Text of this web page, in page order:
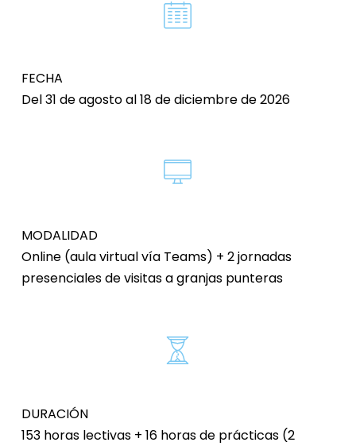
FECHA
Del 31 de agosto al 18 de diciembre de 2026
MODALIDAD
Online (aula virtual vía Teams) + 2 jornadas
presenciales de visitas a granjas punteras
DURACIÓN
153 horas lectivas + 16 horas de prácticas (2